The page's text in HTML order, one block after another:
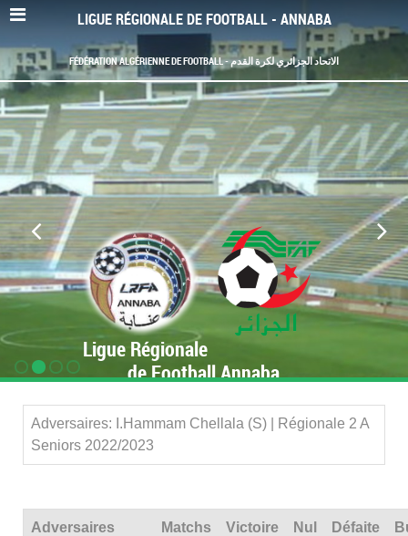
LIGUE RÉGIONALE DE FOOTBALL - ANNABA
FÉDÉRATION ALGÉRIENNE DE FOOTBALL - الاتحاد الجزائري لكرة القدم
Ligue Régionale
de Football Annaba
Adversaires: I.Hammam Chellala (S) | Régionale 2 A
Seniors 2022/2023
Adversaires Matchs Victoire Nul Défaite